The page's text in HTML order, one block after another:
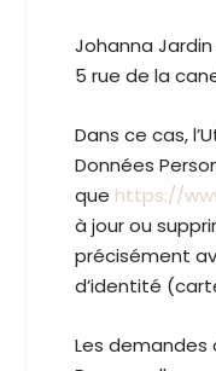
Johanna Jardin
5 rue de la
Dans ce cas,
Données
que https://
à jour ou
précisément
d’identité
Les demandes